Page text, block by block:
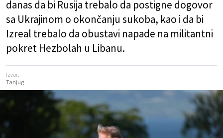
danas da bi Rusija trebalo da postigne dogovor
sa Ukrajinom o okončanju sukoba, kao i da bi
Izreal trebalo da obustavi napade na militantni
pokret Hezbolah u Libanu.
Izvor:
Tanjug